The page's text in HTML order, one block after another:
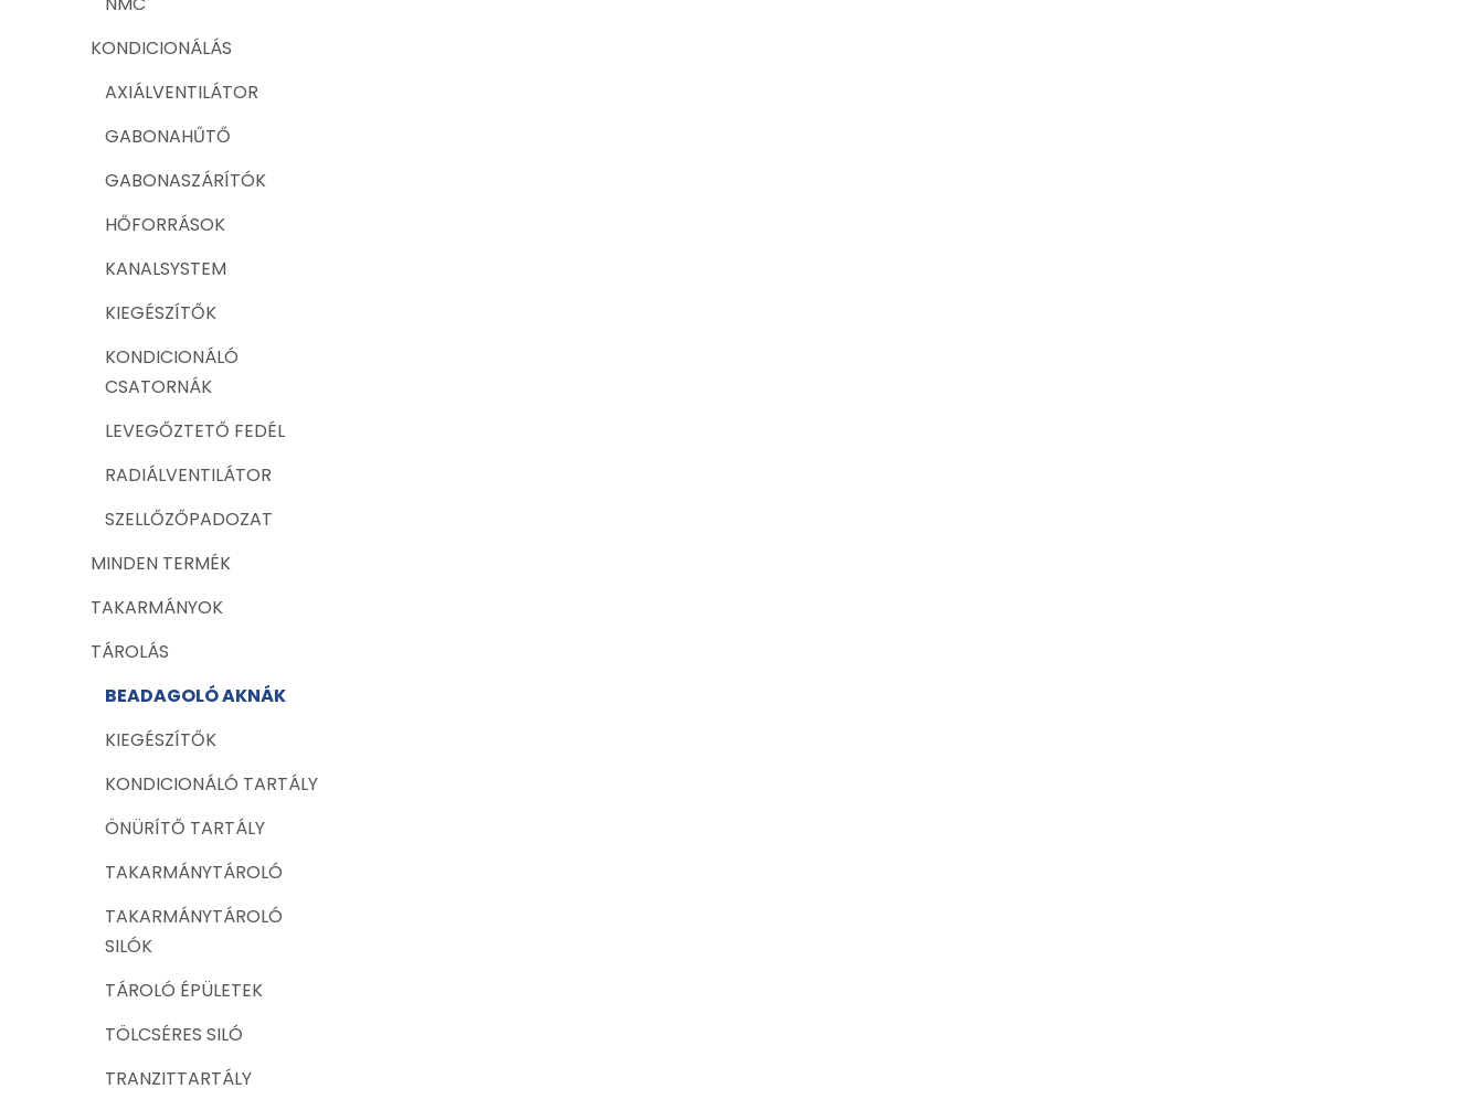
KONDICIONÁLÁS
AXIÁLVENTILÁTOR
GABONAHŰTŐ
GABONASZÁRÍTÓK
HŐFORRÁSOK
KANALSYSTEM
KIEGÉSZÍTŐK
KONDICIONÁLÓ
CSATORNÁK
LEVEGŐZTETŐ FEDÉL
RADIÁLVENTILÁTOR
SZELLŐZŐPADOZAT
MINDEN TERMÉK
TAKARMÁNYOK
TÁROLÁS
BEADAGOLÓ AKNÁK
KIEGÉSZÍTŐK
KONDICIONÁLÓ TARTÁLY
ÖNÜRÍTŐ TARTÁLY
TAKARMÁNYTÁROLÓ
TAKARMÁNYTÁROLÓ
SILÓK
TÁROLÓ ÉPÜLETEK
TÖLCSÉRES SILÓ
TRANZITTARTÁLY